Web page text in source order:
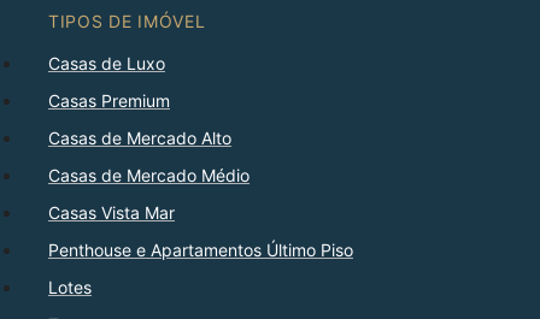
TIPOS DE IMÓVEL
Casas de Luxo
Casas Premium
Casas de Mercado Alto
Casas de Mercado Médio
Casas Vista Mar
Penthouse e Apartamentos Último Piso
Lotes